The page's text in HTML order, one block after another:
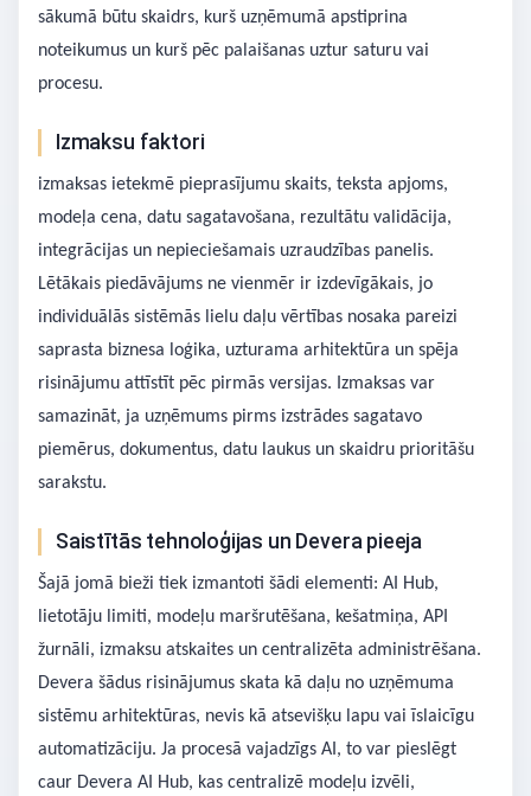
sākumā būtu skaidrs, kurš uzņēmumā apstiprina
noteikumus un kurš pēc palaišanas uztur saturu vai
procesu.
Izmaksu faktori
izmaksas ietekmē pieprasījumu skaits, teksta apjoms,
modeļa cena, datu sagatavošana, rezultātu validācija,
integrācijas un nepieciešamais uzraudzības panelis.
Lētākais piedāvājums ne vienmēr ir izdevīgākais, jo
individuālās sistēmās lielu daļu vērtības nosaka pareizi
saprasta biznesa loģika, uzturama arhitektūra un spēja
risinājumu attīstīt pēc pirmās versijas. Izmaksas var
samazināt, ja uzņēmums pirms izstrādes sagatavo
piemērus, dokumentus, datu laukus un skaidru prioritāšu
sarakstu.
Saistītās tehnoloģijas un Devera pieeja
Šajā jomā bieži tiek izmantoti šādi elementi: AI Hub,
lietotāju limiti, modeļu maršrutēšana, kešatmiņa, API
žurnāli, izmaksu atskaites un centralizēta administrēšana.
Devera šādus risinājumus skata kā daļu no uzņēmuma
sistēmu arhitektūras, nevis kā atsevišķu lapu vai īslaicīgu
automatizāciju. Ja procesā vajadzīgs AI, to var pieslēgt
caur Devera AI Hub, kas centralizē modeļu izvēli,